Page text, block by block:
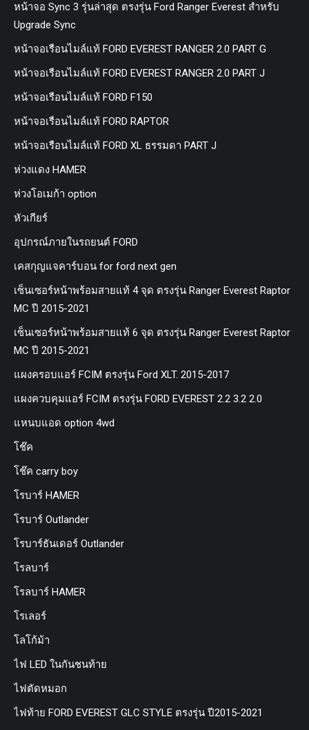
หน้าจอ Sync 3 รุ่นล่าสุด ตรงรุ่น Ford Ranger Everest สำหรับ
Upgrade Sync
หน้าจอเรือนไมล์แท้ FORD EVEREST RANGER 2.0 PART G
หน้าจอเรือนไมล์แท้ FORD EVEREST RANGER 2.0 PART J
หน้าจอเรือนไมล์แท้ FORD F150
หน้าจอเรือนไมล์แท้ FORD RAPTOR
หน้าจอเรือนไมล์แท้ FORD XL ธรรมดา PART J
ห่วงแดง HAMER
ห่วงโอเมก้า option
หัวเกียร์
อุปกรณ์ภายในรถยนต์ FORD
เคสกุญแจคาร์บอน for ford next gen
เซ็นเซอร์หน้าพร้อมสายแท้ 4 จุด ตรงรุ่น Ranger Everest Raptor
MC ปี 2015-2021
เซ็นเซอร์หน้าพร้อมสายแท้ 6 จุด ตรงรุ่น Ranger Everest Raptor
MC ปี 2015-2021
แผงครอบแอร์ FCIM ตรงรุ่น Ford XLT. 2015-2017
แผงควบคุมแอร์ FCIM ตรงรุ่น FORD EVEREST 2.2 3.2 2.0
แหนบแอด option 4wd
โช๊ค
โช๊ค carry boy
โรบาร์ HAMER
โรบาร์ Outlander
โรบาร์ธันเดอร์ Outlander
โรลบาร์
โรลบาร์ HAMER
โรเลอร์
โลโก้ม้า
ไฟ LED ในกันชนท้าย
ไฟตัดหมอก
ไฟท้าย FORD EVEREST GLC STYLE ตรงรุ่น ปี2015-2021